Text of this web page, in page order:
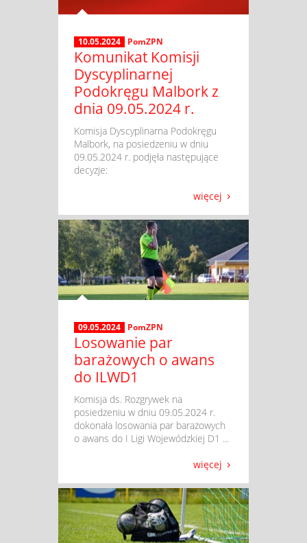
10.05.2024 PomZPN
Komunikat Komisji
Dyscyplinarnej
Podokręgu Malbork z
dnia 09.05.2024 r.
​ Komisja Dyscyplinarna Podokręgu
Malbork, na posiedzeniu w dniu
09.05.2024 r. podjęła następujące
decyzje:
więcej
09.05.2024 PomZPN
Losowanie par
barażowych o awans
do ILWD1
​ Komisja ds. Rozgrywek na
posiedzeniu w dniu 09.05.2024 r.
dokonała losowania par barażowych
o awans do I Ligi Wojewódzkiej D1 ...
więcej